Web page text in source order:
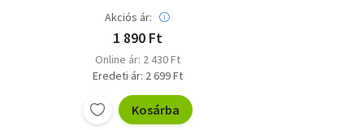
Akciós ár:
1 890 Ft
Online ár: 2 430 Ft
Eredeti ár: 2 699 Ft
Kosárba